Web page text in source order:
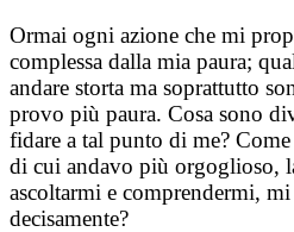
Ormai ogni azione che mi
complessa dalla mia paura;
andare storta ma soprattutto
provo più paura. Cosa sono
fidare a tal punto di me?
di cui andavo più orgoglioso,
ascoltarmi e comprendermi,
decisamente?